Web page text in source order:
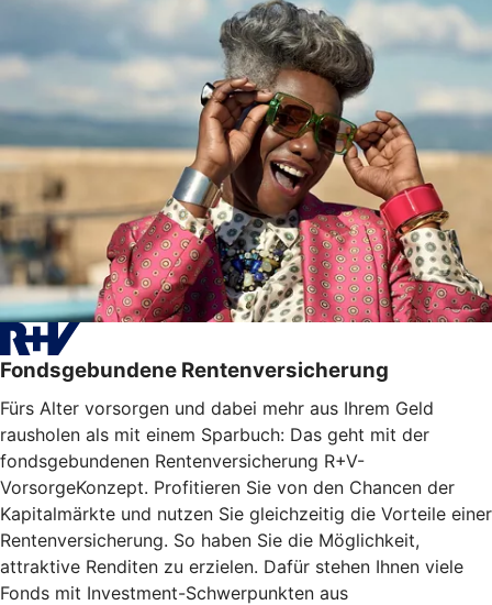
Fondsgebundene Rentenversicherung
Fürs Alter vorsorgen und dabei mehr aus Ihrem Geld
rausholen als mit einem Sparbuch: Das geht mit der
fondsgebundenen Rentenversicherung R+V-
VorsorgeKonzept. Profitieren Sie von den Chancen der
Kapitalmärkte und nutzen Sie gleichzeitig die Vorteile einer
Rentenversicherung. So haben Sie die Möglichkeit,
attraktive Renditen zu erzielen. Dafür stehen Ihnen viele
Fonds mit Investment-Schwerpunkten aus